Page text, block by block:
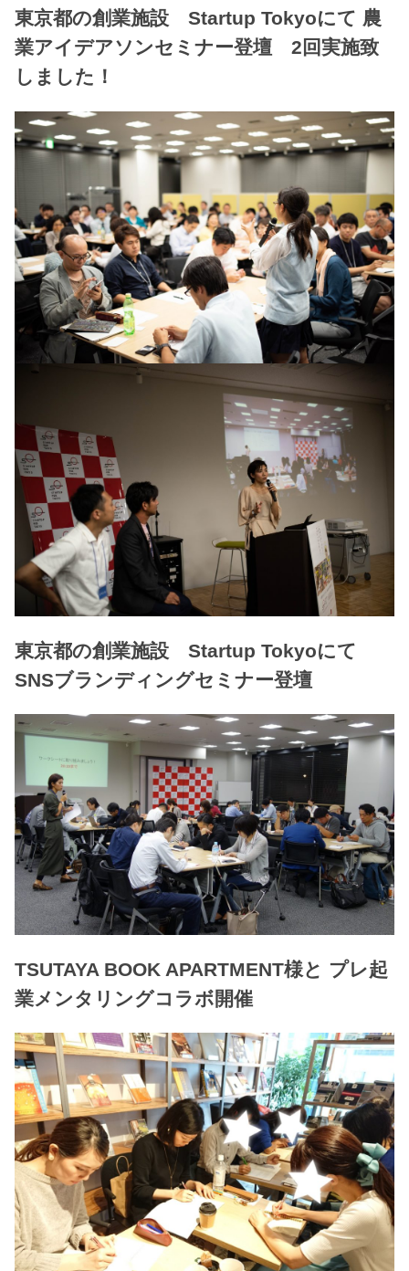
東京都の創業施設 Startup Tokyoにて 農
業アイデアソンセミナー登壇 2回実施致
しました！
東京都の創業施設 Startup Tokyoにて
SNSブランディングセミナー登壇
TSUTAYA BOOK APARTMENT様と プレ起
業メンタリングコラボ開催